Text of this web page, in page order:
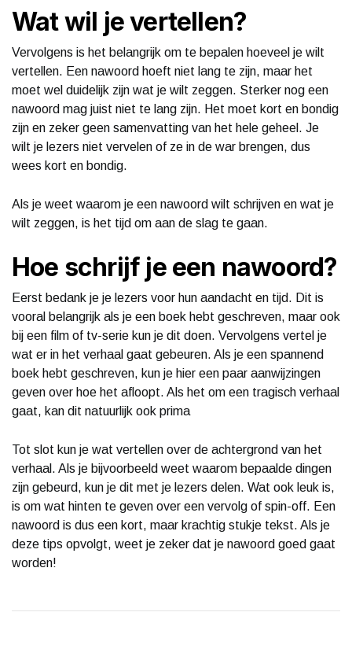
Wat wil je vertellen?
Vervolgens is het belangrijk om te bepalen hoeveel je wilt
vertellen. Een nawoord hoeft niet lang te zijn, maar het
moet wel duidelijk zijn wat je wilt zeggen. Sterker nog een
nawoord mag juist niet te lang zijn. Het moet kort en bondig
zijn en zeker geen samenvatting van het hele geheel. Je
wilt je lezers niet vervelen of ze in de war brengen, dus
wees kort en bondig.
Als je weet waarom je een nawoord wilt schrijven en wat je
wilt zeggen, is het tijd om aan de slag te gaan.
Hoe schrijf je een nawoord?
Eerst bedank je je lezers voor hun aandacht en tijd. Dit is
vooral belangrijk als je een boek hebt geschreven, maar ook
bij een film of tv-serie kun je dit doen. Vervolgens vertel je
wat er in het verhaal gaat gebeuren. Als je een spannend
boek hebt geschreven, kun je hier een paar aanwijzingen
geven over hoe het afloopt. Als het om een tragisch verhaal
gaat, kan dit natuurlijk ook prima
Tot slot kun je wat vertellen over de achtergrond van het
verhaal. Als je bijvoorbeeld weet waarom bepaalde dingen
zijn gebeurd, kun je dit met je lezers delen. Wat ook leuk is,
is om wat hinten te geven over een vervolg of spin-off. Een
nawoord is dus een kort, maar krachtig stukje tekst. Als je
deze tips opvolgt, weet je zeker dat je nawoord goed gaat
worden!